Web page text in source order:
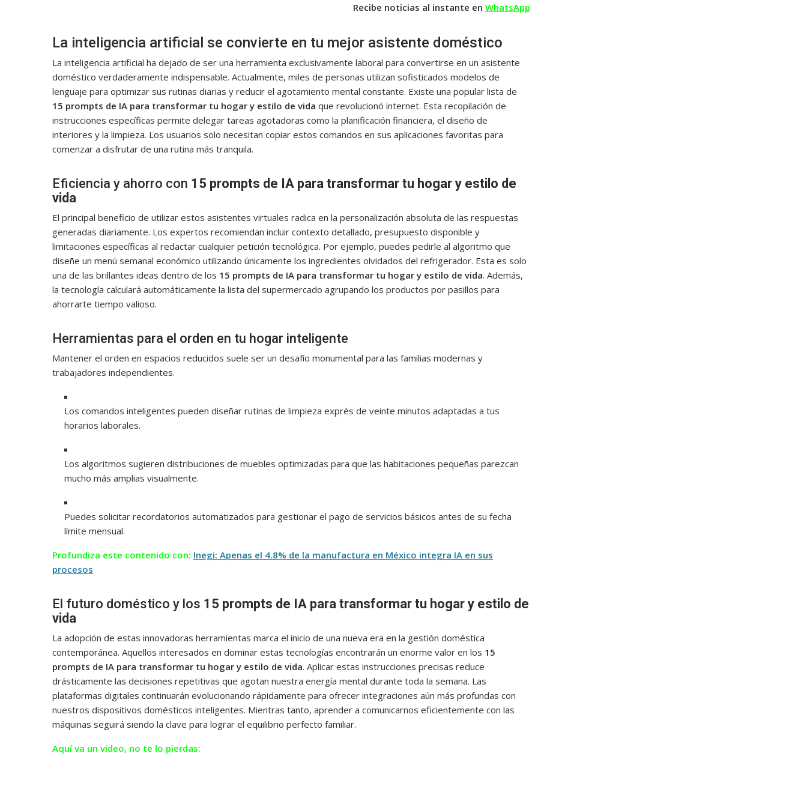
Recibe noticias al instante en WhatsApp
La inteligencia artificial se convierte en tu mejor asistente doméstico
La inteligencia artificial ha dejado de ser una herramienta exclusivamente laboral para convertirse en un asistente
doméstico verdaderamente indispensable. Actualmente, miles de personas utilizan sofisticados modelos de
lenguaje para optimizar sus rutinas diarias y reducir el agotamiento mental constante. Existe una popular lista de
15 prompts de IA para transformar tu hogar y estilo de vida que revolucionó internet. Esta recopilación de
instrucciones específicas permite delegar tareas agotadoras como la planificación financiera, el diseño de
interiores y la limpieza. Los usuarios solo necesitan copiar estos comandos en sus aplicaciones favoritas para
comenzar a disfrutar de una rutina más tranquila.
Eficiencia y ahorro con 15 prompts de IA para transformar tu hogar y estilo de
vida
El principal beneficio de utilizar estos asistentes virtuales radica en la personalización absoluta de las respuestas
generadas diariamente. Los expertos recomiendan incluir contexto detallado, presupuesto disponible y
limitaciones específicas al redactar cualquier petición tecnológica. Por ejemplo, puedes pedirle al algoritmo que
diseñe un menú semanal económico utilizando únicamente los ingredientes olvidados del refrigerador. Esta es solo
una de las brillantes ideas dentro de los 15 prompts de IA para transformar tu hogar y estilo de vida. Además,
la tecnología calculará automáticamente la lista del supermercado agrupando los productos por pasillos para
ahorrarte tiempo valioso.
Herramientas para el orden en tu hogar inteligente
Mantener el orden en espacios reducidos suele ser un desafío monumental para las familias modernas y
trabajadores independientes.
Los comandos inteligentes pueden diseñar rutinas de limpieza exprés de veinte minutos adaptadas a tus
horarios laborales.
Los algoritmos sugieren distribuciones de muebles optimizadas para que las habitaciones pequeñas parezcan
mucho más amplias visualmente.
Puedes solicitar recordatorios automatizados para gestionar el pago de servicios básicos antes de su fecha
límite mensual.
Profundiza este contenido con: Inegi: Apenas el 4.8% de la manufactura en México integra IA en sus
procesos
El futuro doméstico y los 15 prompts de IA para transformar tu hogar y estilo de
vida
La adopción de estas innovadoras herramientas marca el inicio de una nueva era en la gestión doméstica
contemporánea. Aquellos interesados en dominar estas tecnologías encontrarán un enorme valor en los 15
prompts de IA para transformar tu hogar y estilo de vida. Aplicar estas instrucciones precisas reduce
drásticamente las decisiones repetitivas que agotan nuestra energía mental durante toda la semana. Las
plataformas digitales continuarán evolucionando rápidamente para ofrecer integraciones aún más profundas con
nuestros dispositivos domésticos inteligentes. Mientras tanto, aprender a comunicarnos eficientemente con las
máquinas seguirá siendo la clave para lograr el equilibrio perfecto familiar.
Aquí va un video, no te lo pierdas: